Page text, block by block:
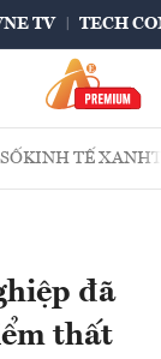
TV TECH
KINH TẾ XANH
đã
thất